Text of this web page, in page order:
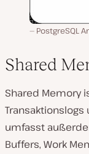
PostgreSQL
Shared
Shared Memory
Transaktionslogs
umfasst
Buffers, Work